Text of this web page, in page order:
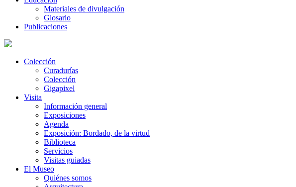
Materiales de divulgación
Glosario
Publicaciones
Colección
Curadurías
Colección
Gigapixel
Visita
Información general
Exposiciones
Agenda
Exposición: Bordado, de la virtud
Biblioteca
Servicios
Visitas guiadas
El Museo
Quiénes somos